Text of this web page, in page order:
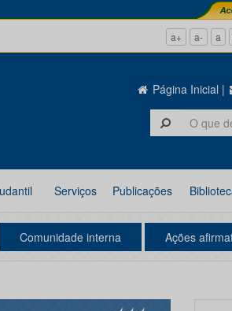
a+ a- a
Página Inicial |
Serviços Publicações
Comunidade interna Ações